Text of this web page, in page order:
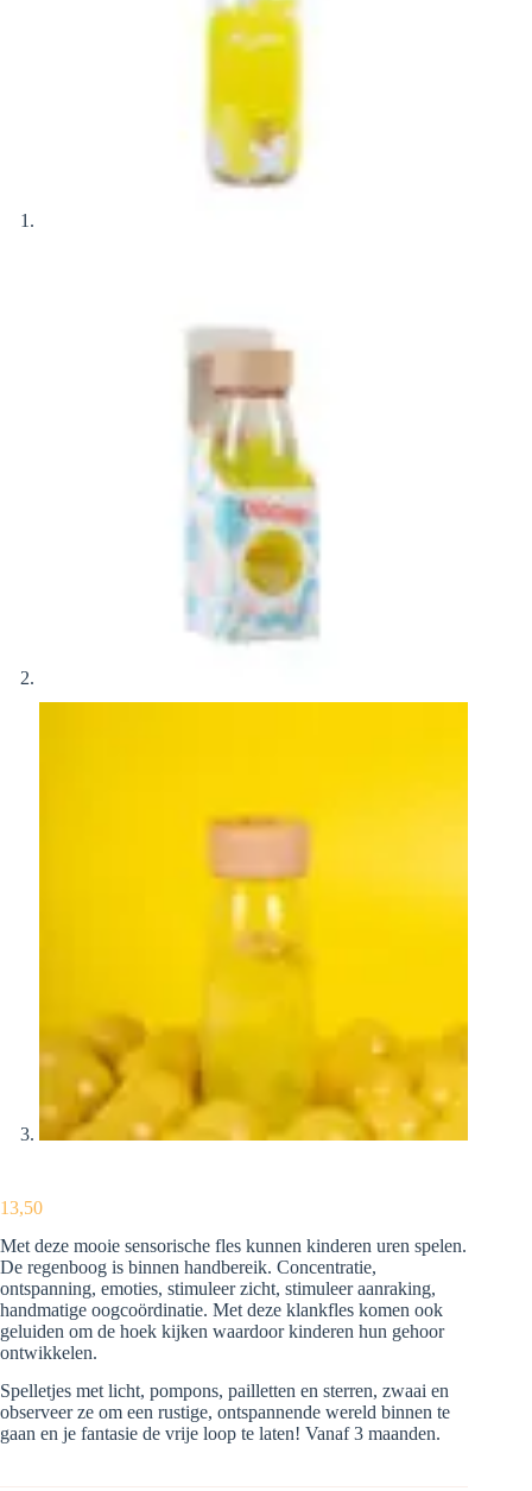
13,50
Met deze mooie sensorische fles kunnen kinderen uren spelen.
De regenboog is binnen handbereik. Concentratie,
ontspanning, emoties, stimuleer zicht, stimuleer aanraking,
handmatige oogcoördinatie. Met deze klankfles komen ook
geluiden om de hoek kijken waardoor kinderen hun gehoor
ontwikkelen.
Spelletjes met licht, pompons, pailletten en sterren, zwaai en
observeer ze om een ​​rustige, ontspannende wereld binnen te
gaan en je fantasie de vrije loop te laten! Vanaf 3 maanden.